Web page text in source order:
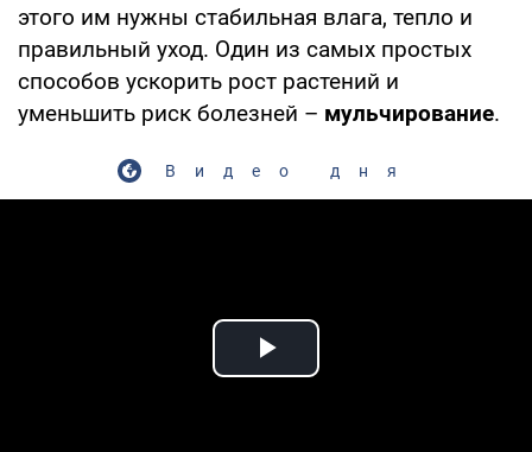
этого им нужны стабильная влага, тепло и
правильный уход. Один из самых простых
способов ускорить рост растений и
уменьшить риск болезней – мульчирование.
Видео дня
Play Video